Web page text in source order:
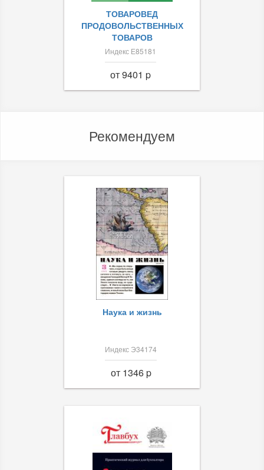
ТОВАРОВЕД
ПРОДОВОЛЬСТВЕННЫХ
ТОВАРОВ
Индекс Е85181
от 9401 p
Рекомендуем
Наука и жизнь
Индекс Э34174
от 1346 p